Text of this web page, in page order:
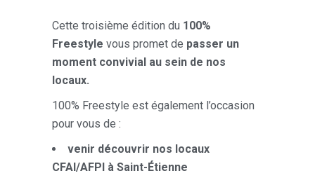
Cette troisième édition du 100%
Freestyle vous promet de passer un
moment convivial au sein de nos
locaux.
100% Freestyle est également l’occasion
pour vous de :
venir découvrir nos locaux
CFAI/AFPI à Saint-Étienne